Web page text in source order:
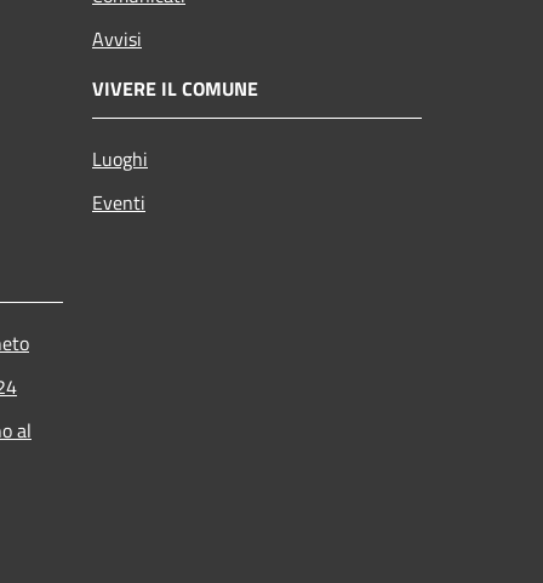
Avvisi
VIVERE IL COMUNE
Luoghi
Eventi
al